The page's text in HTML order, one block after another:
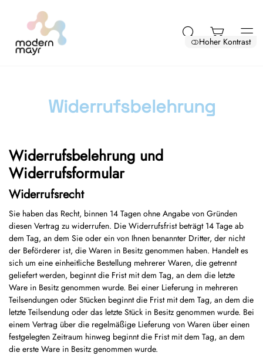
Hoher Kontrast
Widerrufsbelehrung
Widerrufsbelehrung und
Widerrufsformular
Widerrufsrecht
Sie haben das Recht, binnen 14 Tagen ohne Angabe von Gründen
diesen Vertrag zu widerrufen. Die Widerrufsfrist beträgt 14 Tage ab
dem Tag, an dem Sie oder ein von Ihnen benannter Dritter, der nicht
der Beförderer ist, die Waren in Besitz genommen haben. Handelt es
sich um eine einheitliche Bestellung mehrerer Waren, die getrennt
geliefert werden, beginnt die Frist mit dem Tag, an dem die letzte
Ware in Besitz genommen wurde. Bei einer Lieferung in mehreren
Teilsendungen oder Stücken beginnt die Frist mit dem Tag, an dem die
letzte Teilsendung oder das letzte Stück in Besitz genommen wurde. Bei
einem Vertrag über die regelmäßige Lieferung von Waren über einen
festgelegten Zeitraum hinweg beginnt die Frist mit dem Tag, an dem
die erste Ware in Besitz genommen wurde.